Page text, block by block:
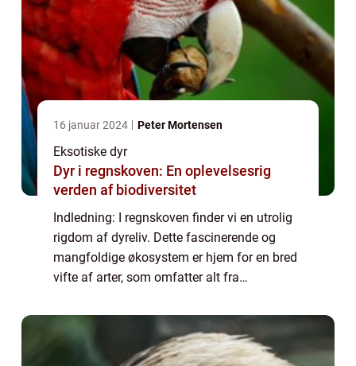
16 januar 2024 Peter Mortensen
Eksotiske dyr
Dyr i regnskoven: En oplevelsesrig
verden af biodiversitet
Indledning: I regnskoven finder vi en utrolig
rigdom af dyreliv. Dette fascinerende og
mangfoldige økosystem er hjem for en bred
vifte af arter, som omfatter alt fra
små insekter. Hvis du er interesseret i...